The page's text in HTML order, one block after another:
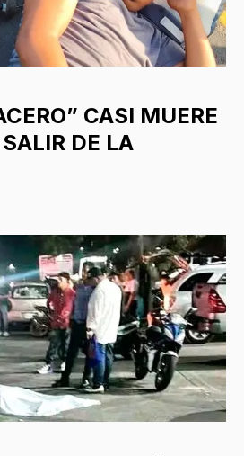
CASI MUERE
DE LA